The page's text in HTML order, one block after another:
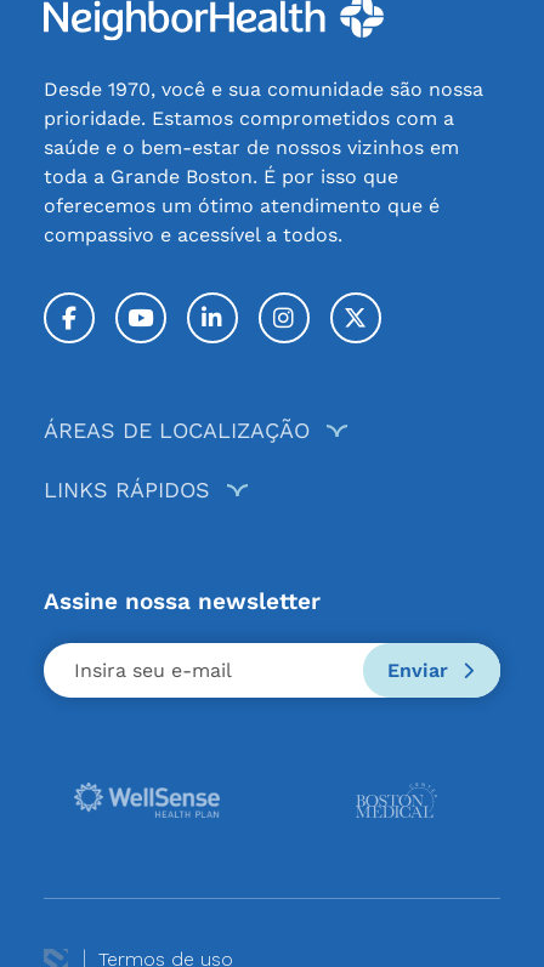
Desde 1970, você e sua comunidade são nossa
prioridade. Estamos comprometidos com a
saúde e o bem-estar de nossos vizinhos em
toda a Grande Boston. É por isso que
oferecemos um ótimo atendimento que é
compassivo e acessível a todos.
FacebookYouTubeLinkedInInstagramTwitter / X
ÁREAS DE LOCALIZAÇÃO
LINKS RÁPIDOS
Assine nossa newsletter
Enviar
Termos de uso